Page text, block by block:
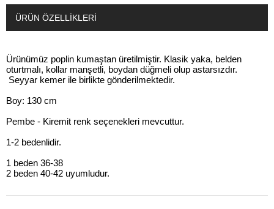
ÜRÜN ÖZELLIKLERI
Ürünümüz poplin kumaştan üretilmiştir. Klasik yaka, belden
oturtmalı, kollar manşetli, boydan düğmeli olup astarsızdır.
Seyyar kemer ile birlikte gönderilmektedir.
Boy: 130 cm
Pembe - Kiremit renk seçenekleri mevcuttur.
1-2 bedenlidir.
1 beden 36-38
2 beden 40-42 uyumludur.